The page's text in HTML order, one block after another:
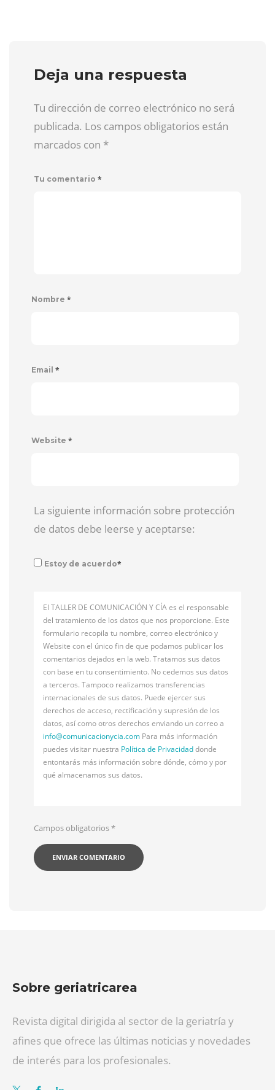
Deja una respuesta
Tu dirección de correo electrónico no será
publicada. Los campos obligatorios están
marcados con *
Tu comentario *
Nombre *
Email *
Website *
La siguiente información sobre protección
de datos debe leerse y aceptarse:
Estoy de acuerdo*
El TALLER DE COMUNICACIÓN Y CÍA es el responsable
del tratamiento de los datos que nos proporcione. Este
formulario recopila tu nombre, correo electrónico y
Website con el único fin de que podamos publicar los
comentarios dejados en la web. Tratamos sus datos
con base en tu consentimiento. No cedemos sus datos
a terceros. Tampoco realizamos transferencias
internacionales de sus datos. Puede ejercer sus
derechos de acceso, rectificación y supresión de los
datos, así como otros derechos enviando un correo a
info@comunicacionycia.com Para más información
puedes visitar nuestra Política de Privacidaddonde
entontarás más información sobre dónde, cómo y por
qué almacenamos sus datos.
Campos obligatorios*
Sobre geriatricarea
Revista digital dirigida al sector de la geriatría y
afines que ofrece las últimas noticias y novedades
de interés para los profesionales.